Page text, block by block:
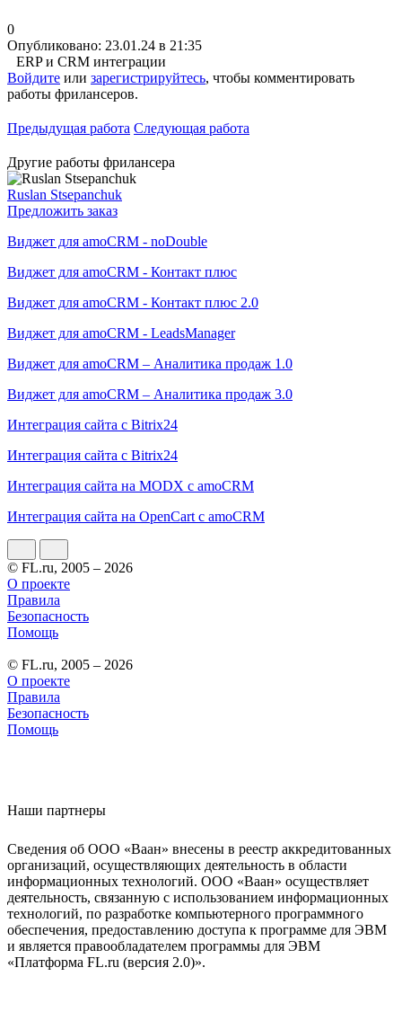
0
Опубликовано: 23.01.24 в 21:35
ERP и CRM интеграции
Войдите или зарегистрируйтесь, чтобы комментировать
работы фрилансеров.
Предыдущая работа Следующая работа
Другие работы фрилансера
Ruslan Stsepanchuk
Предложить заказ
Виджет для amoCRM - noDouble
Виджет для amoCRM - Контакт плюс
Виджет для amoCRM - Контакт плюс 2.0
Виджет для amoCRM - LeadsManager
Виджет для amoCRM – Аналитика продаж 1.0
Виджет для amoCRM – Аналитика продаж 3.0
Интеграция сайта с Bitrix24
Интеграция сайта с Bitrix24
Интеграция сайта на MODX с amoCRM
Интеграция сайта на OpenCart с amoCRM
© FL.ru, 2005 – 2026
О проекте
Правила
Безопасность
Помощь
© FL.ru, 2005 – 2026
О проекте
Правила
Безопасность
Помощь
Наши партнеры
Сведения об ООО «Ваан» внесены в реестр аккредитованных
организаций, осуществляющих деятельность в области
информационных технологий. ООО «Ваан» осуществляет
деятельность, связанную с использованием информационных
технологий, по разработке компьютерного программного
обеспечения, предоставлению доступа к программе для ЭВМ
и является правообладателем программы для ЭВМ
«Платформа FL.ru (версия 2.0)».